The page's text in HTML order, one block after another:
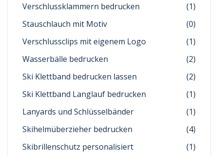
Verschlussklammern bedrucken
(1)
Stauschlauch mit Motiv
(0)
Verschlussclips mit eigenem Logo
(1)
Wasserbälle bedrucken
(2)
Ski Klettband bedrucken lassen
(2)
Ski Klettband Langlauf bedrucken
(1)
Lanyards und Schlüsselbänder
(1)
Skihelmüberzieher bedrucken
(4)
Skibrillenschutz personalisiert
(1)